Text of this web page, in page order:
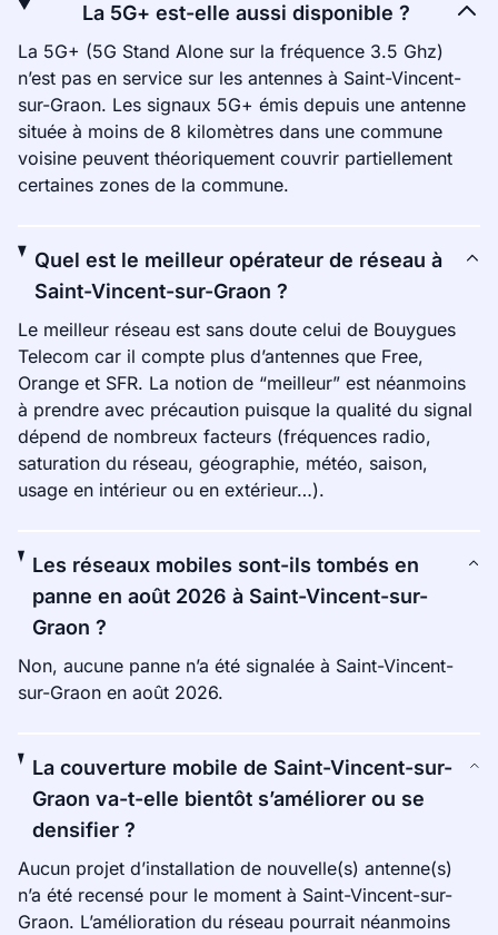
La 5G+ est-elle aussi disponible ?
La 5G+ (5G Stand Alone sur la fréquence 3.5 Ghz)
n’est pas en service sur les antennes à Saint-Vincent-
sur-Graon. Les signaux 5G+ émis depuis une antenne
située à moins de 8 kilomètres dans une commune
voisine peuvent théoriquement couvrir partiellement
certaines zones de la commune.
Quel est le meilleur opérateur de réseau à
Saint-Vincent-sur-Graon ?
Le meilleur réseau est sans doute celui de Bouygues
Telecom car il compte plus d’antennes que Free,
Orange et SFR. La notion de “meilleur” est néanmoins
à prendre avec précaution puisque la qualité du signal
dépend de nombreux facteurs (fréquences radio,
saturation du réseau, géographie, météo, saison,
usage en intérieur ou en extérieur…).
Les réseaux mobiles sont-ils tombés en
panne en août 2026 à Saint-Vincent-sur-
Graon ?
Non, aucune panne n’a été signalée à Saint-Vincent-
sur-Graon en août 2026.
La couverture mobile de Saint-Vincent-sur-
Graon va-t-elle bientôt s’améliorer ou se
densifier ?
Aucun projet d’installation de nouvelle(s) antenne(s)
n’a été recensé pour le moment à Saint-Vincent-sur-
Graon. L’amélioration du réseau pourrait néanmoins